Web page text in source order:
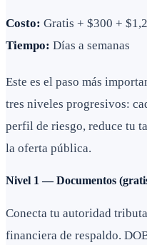
Costo: Gratis + $300 +
Tiempo: Días a semanas
Este es el paso más
tres niveles progresivos:
perfil de riesgo, reduce tu
la oferta pública.
Nivel 1 — Documentos
Conecta tu autoridad
financiera de respaldo.